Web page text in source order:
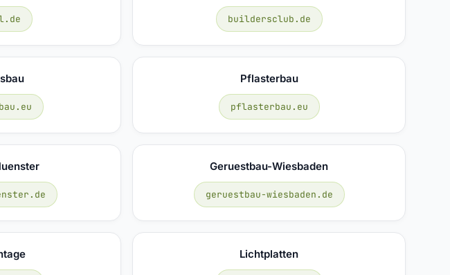
buildersclub.de
Pflasterbau
pflasterbau.eu
Geruestbau-Wiesbaden
geruestbau-wiesbaden.de
Lichtplatten